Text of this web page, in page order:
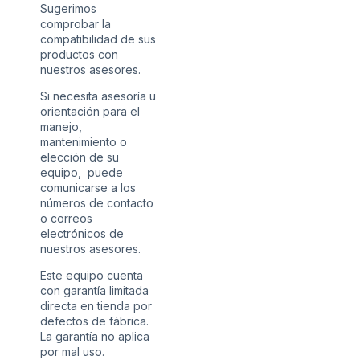
Sugerimos
comprobar la
compatibilidad de sus
productos con
nuestros asesores.
Si necesita asesoría u
orientación para el
manejo,
mantenimiento o
elección de su
equipo, puede
comunicarse a los
números de contacto
o correos
electrónicos de
nuestros asesores.
Este equipo cuenta
con garantía limitada
directa en tienda por
defectos de fábrica.
La garantía no aplica
por mal uso.